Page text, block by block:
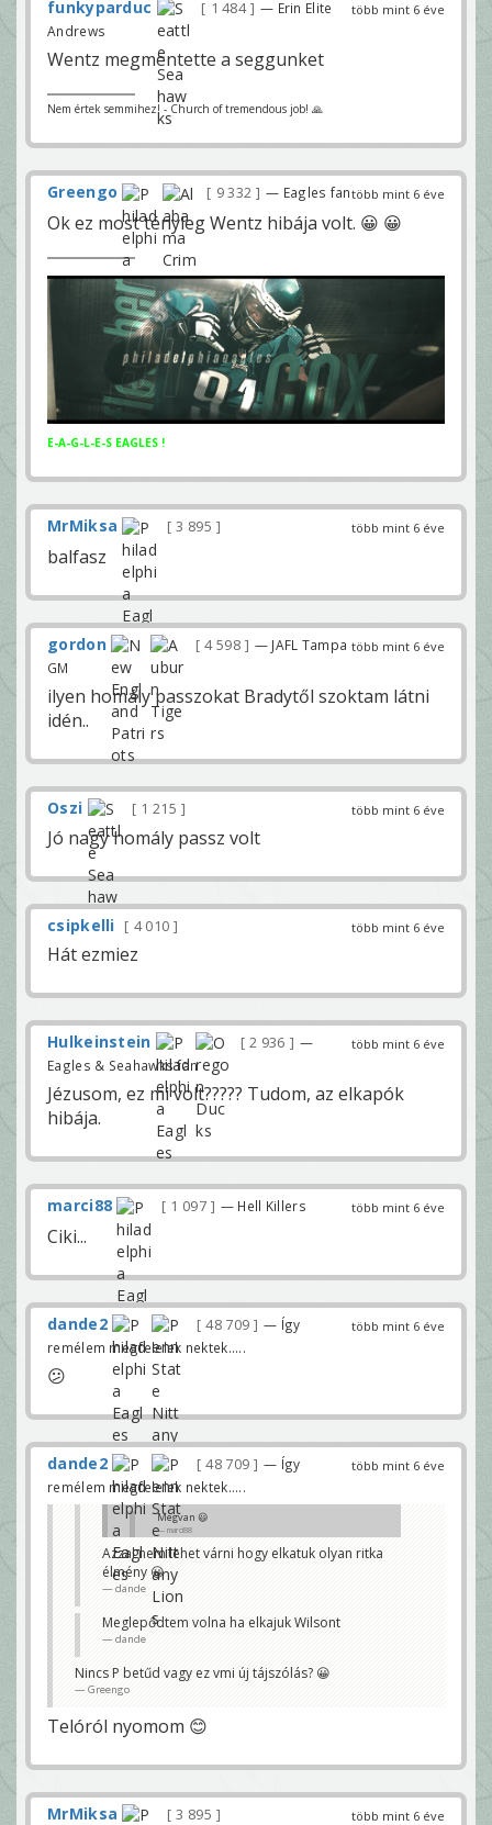
több mint 6 éve
funkyparduc 1 484
— Erin Elite
Andrews
Wentz megmentette a seggunket
Nem értek semmihez! - Church of tremendous job! 🙏
több mint 6 éve
Greengo 9 332 — Eagles fan
Ok ez most tényleg Wentz hibája volt. 😀 😀
E-A-G-L-E-S EAGLES !
több mint 6 éve
MrMiksa 3 895
balfasz
több mint 6 éve
gordon 4 598
— JAFL Tampa
GM
ilyen homály passzokat Bradytől szoktam látni
idén..
több mint 6 éve
Oszi 1 215
Jó nagy homály passz volt
több mint 6 éve
csipkelli 4 010
Hát ezmiez
több mint 6 éve
Hulkeinstein 2 936
—
Eagles & Seahawks fan
Jézusom, ez mi volt????? Tudom, az elkapók
hibája.
több mint 6 éve
marci88 1 097 — Hell Killers
Ciki...
több mint 6 éve
dande2 48 709
— Így
remélem megfelelek nektek.....
😕
több mint 6 éve
dande2 48 709
— Így
remélem megfelelek nektek.....
Megvan 😃
marci88
légyszi várj ki 20-25 másodpercet a kommenttel,
annyit csúszik a stream, és így elspoilerezed... 😊
tomz
Azzal nem lehet várni hogy elkatuk olyan ritka
élmény 😀
dande
Meglepődtem volna ha elkajuk Wilsont
dande
Nincs P betűd vagy ez vmi új tájszólás? 😀
Greengo
Telóról nyomom 😊
több mint 6 éve
MrMiksa 3 895